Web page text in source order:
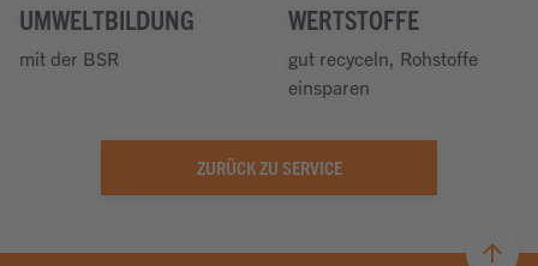
UMWELTBILDUNG
mit der BSR
WERTSTOFFE
gut recyceln, Rohstoffe
einsparen
ZURÜCK ZU SERVICE